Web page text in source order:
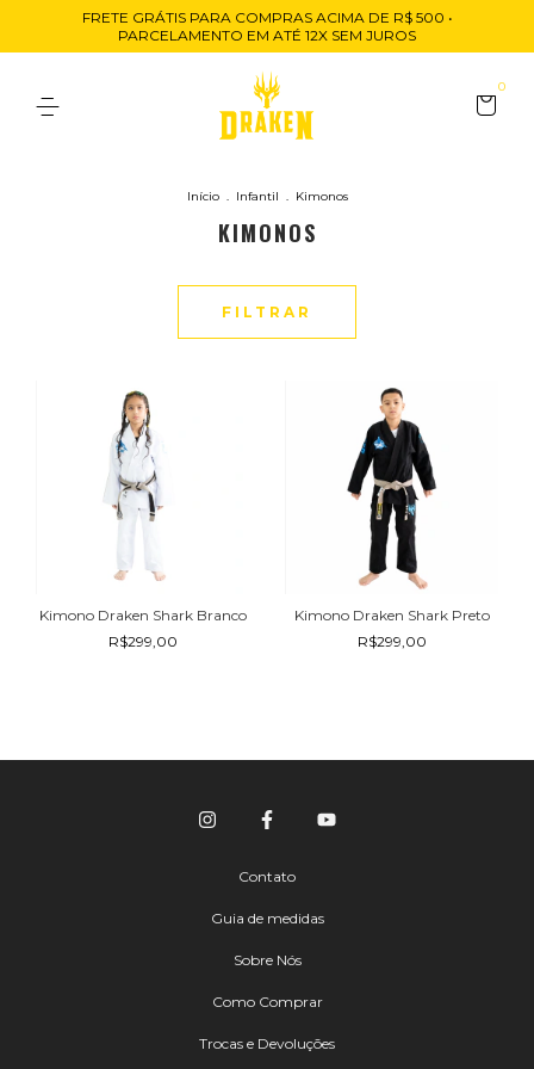
FRETE GRÁTIS PARA COMPRAS ACIMA DE R$ 500 •
PARCELAMENTO EM ATÉ 12X SEM JUROS
0
Início . Infantil . Kimonos
KIMONOS
FILTRAR
Kimono Draken Shark Branco
R$299,00
Kimono Draken Shark Preto
R$299,00
Contato
Guia de medidas
Sobre Nós
Como Comprar
Trocas e Devoluções